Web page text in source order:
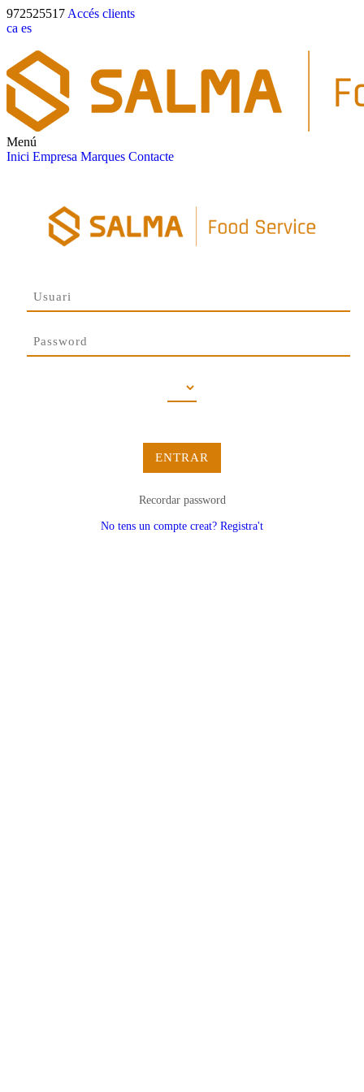
972525517 Accés clients
ca es
Menú
Inici Empresa Marques Contacte
ENTRAR
Recordar password
No tens un compte creat? Registra't